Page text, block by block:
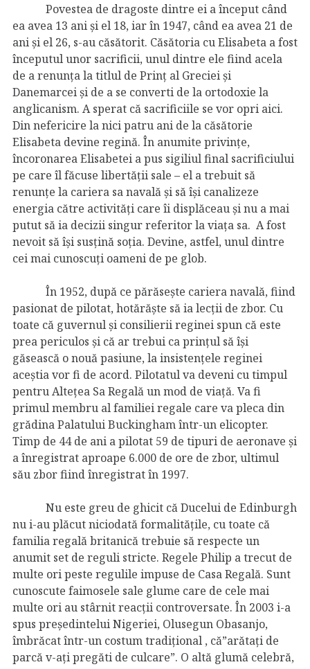
Povestea de dragoste dintre ei a început când
ea avea 13 ani și el 18, iar în 1947, când ea avea 21 de
ani și el 26, s-au căsătorit. Căsătoria cu Elisabeta a fost
începutul unor sacrificii, unul dintre ele fiind acela
de a renunța la titlul de Prinț al Greciei și
Danemarcei și de a se converti de la ortodoxie la
anglicanism. A sperat că sacrificiile se vor opri aici.
Din nefericire la nici patru ani de la căsătorie
Elisabeta devine regină. În anumite privințe,
încoronarea Elisabetei a pus sigiliul final sacrificiului
pe care îl făcuse libertății sale – el a trebuit să
renunțe la cariera sa navală și să își canalizeze
energia către activități care îi displăceau și nu a mai
putut să ia decizii singur referitor la viața sa. A fost
nevoit să își susțină soția. Devine, astfel, unul dintre
cei mai cunoscuți oameni de pe glob.
În 1952, după ce părăsește cariera navală, fiind
pasionat de pilotat, hotărăște să ia lecții de zbor. Cu
toate că guvernul și consilierii reginei spun că este
prea periculos și că ar trebui ca prințul să își
găsească o nouă pasiune, la insistențele reginei
aceștia vor fi de acord. Pilotatul va deveni cu timpul
pentru Altețea Sa Regală un mod de viață. Va fi
primul membru al familiei regale care va pleca din
grădina Palatului Buckingham într-un elicopter.
Timp de 44 de ani a pilotat 59 de tipuri de aeronave și
a înregistrat aproape 6.000 de ore de zbor, ultimul
său zbor fiind înregistrat în 1997.
Nu este greu de ghicit că Ducelui de Edinburgh
nu i-au plăcut niciodată formalitățile, cu toate că
familia regală britanică trebuie să respecte un
anumit set de reguli stricte. Regele Philip a trecut de
multe ori peste regulile impuse de Casa Regală. Sunt
cunoscute faimosele sale glume care de cele mai
multe ori au stârnit reacții controversate. În 2003 i-a
spus preşedintelui Nigeriei, Olusegun Obasanjo,
îmbrăcat într-un costum tradiţional , că”arătaţi de
parcă v-aţi pregăti de culcare”. O altă glumă celebră,